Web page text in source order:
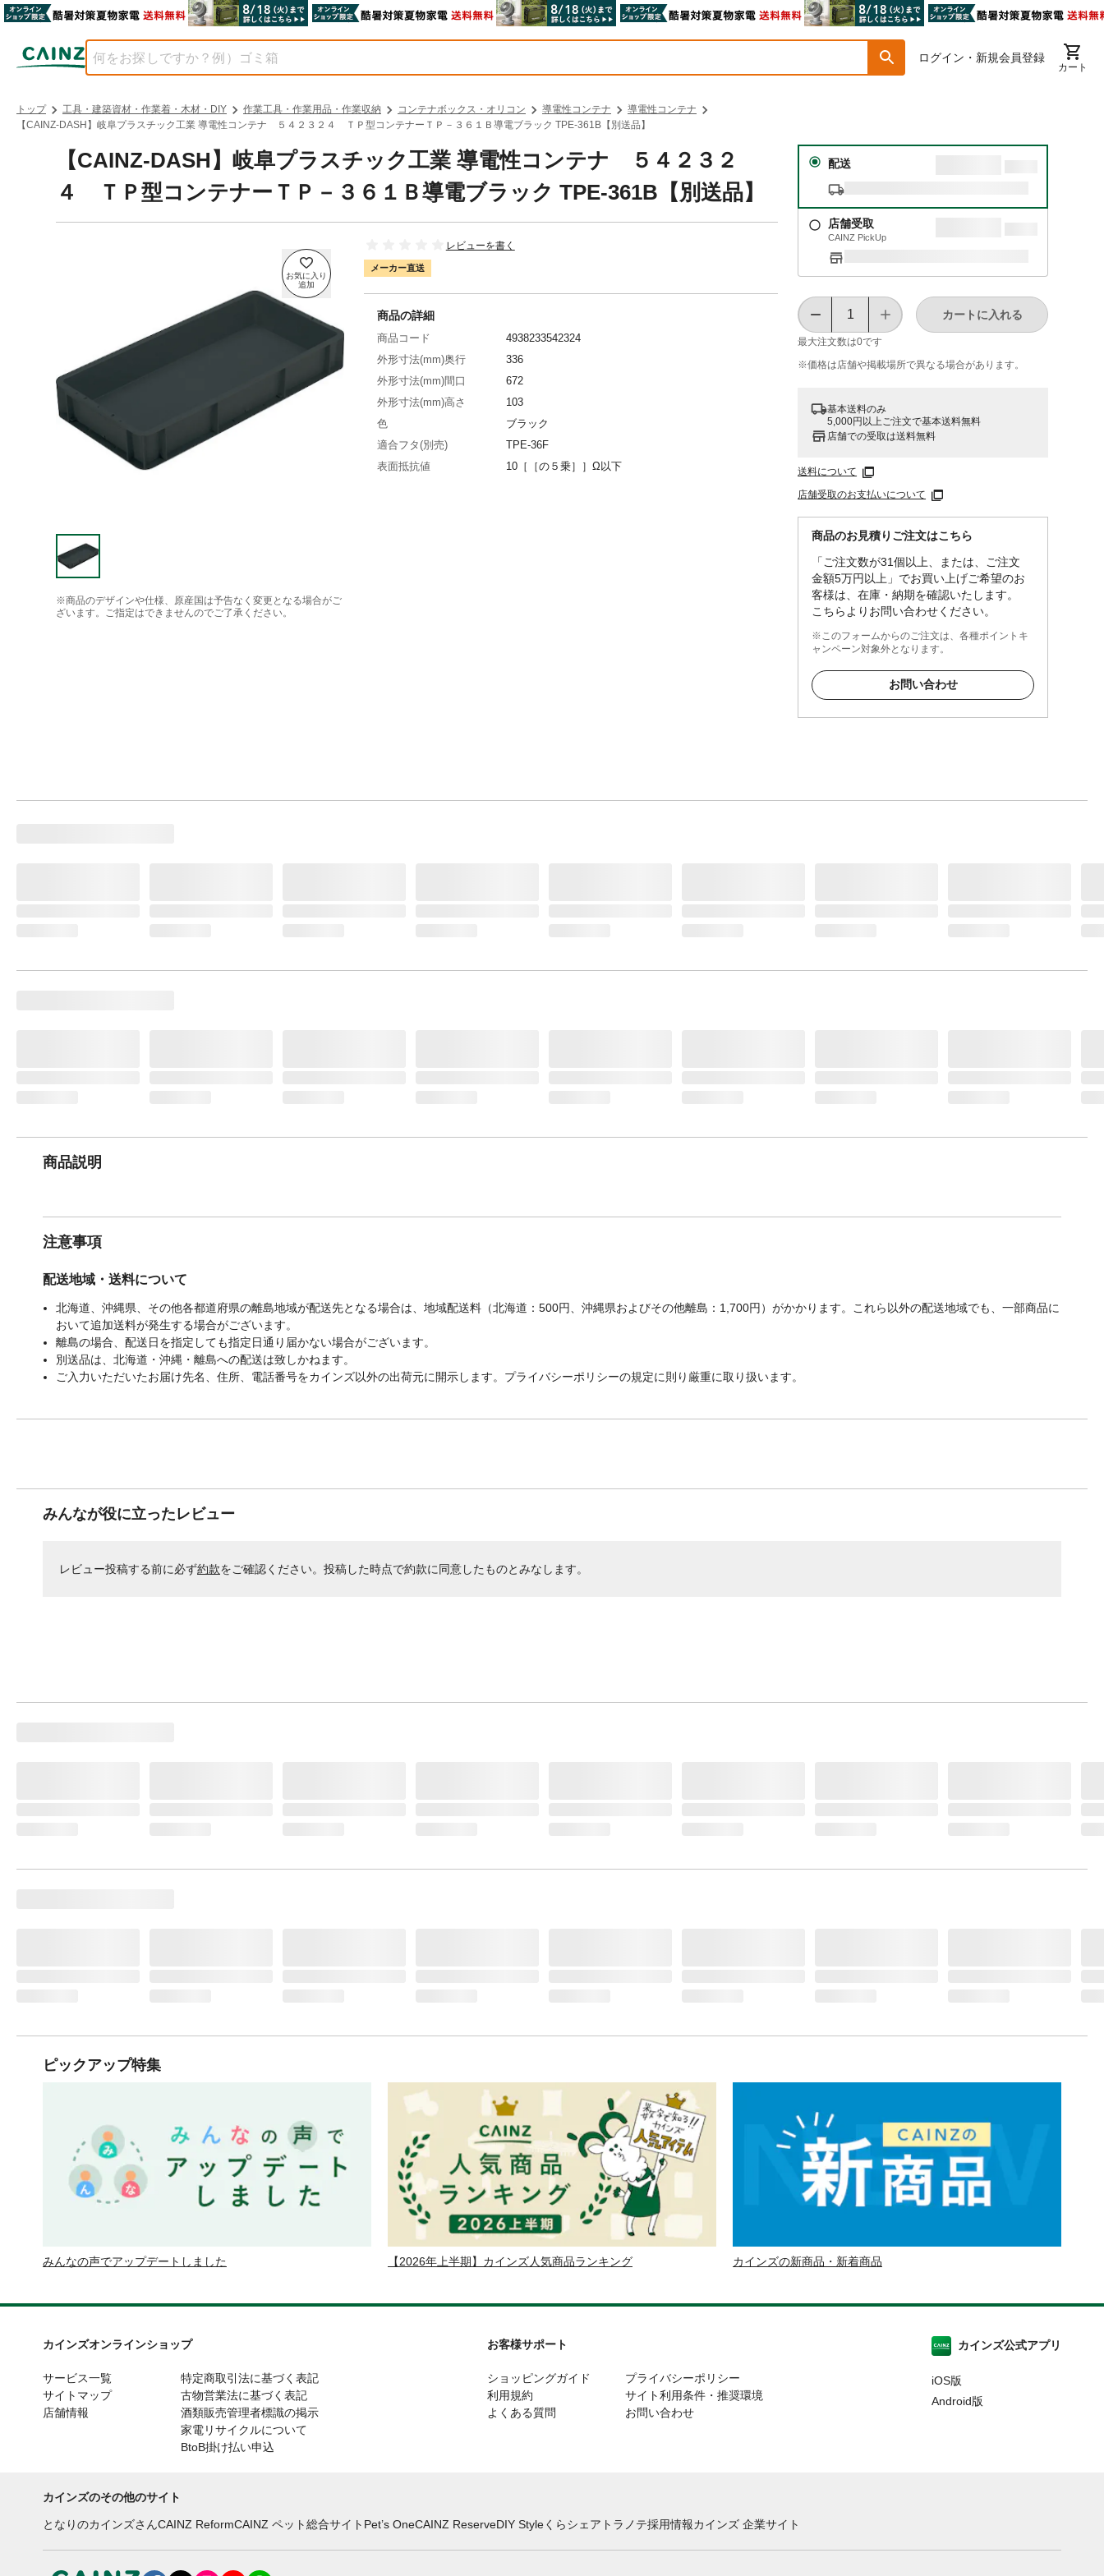
ログイン・新規会員登録
カート
トップ 工具・建築資材・作業着・木材・DIY 作業工具・作業用品・作業収納 コンテナボックス・オリコン 導電性コンテナ
導電性コンテナ
【CAINZ-DASH】岐阜プラスチック工業 導電性コンテナ ５４２３２４ ＴＰ型コンテナーＴＰ－３６１Ｂ導電ブラック TPE-361B【別送品】
【CAINZ-DASH】岐阜プラスチック工業 導電性コンテナ ５４２３２
４ ＴＰ型コンテナーＴＰ－３６１Ｂ導電ブラック TPE-361B【別送品】
※商品のデザインや仕様、原産国は予告なく変更となる場合がご
ざいます。ご指定はできませんのでご了承ください。
レビューを書く
メーカー直送
配送
店舗受取
CAINZ PickUp
最大注文数は0です
カートに入れる
※価格は​店舗や​掲載場所で​異なる​場合が​あります。
基本送料のみ
5,000円以上ご注文で基本送料無料
店舗での受取は送料無料
送料について
店舗受取のお支払いについて
商品のお見積りご注文はこちら
「ご注文数が31個以上、または、ご注文
金額5万円以上」でお買い上げご希望のお
客様は、在庫・納期を確認いたします。
こちらよりお問い合わせください。
※このフォームからのご注文は、各種ポイントキ
ャンペーン対象外となります。
お問い合わせ
商品の詳細
商品コード
4938233542324
外形寸法(mm)奥行
336
外形寸法(mm)間口
672
外形寸法(mm)高さ
103
色
ブラック
適合フタ(別売)
TPE-36F
表面抵抗値
10［［の５乗］］Ω以下
商品説明
注意事項
配送地域・送料について
北海道、沖縄県、その他各都道府県の離島地域が配送先となる場合は、地域配送料（北海道：500円、沖縄県およびその他離島：1,700円）がかかります。これら以外の配送地域でも、一部商品に
おいて追加送料が発生する場合がございます。
離島の場合、配送日を指定しても指定日通り届かない場合がございます。
別送品は、北海道・沖縄・離島への配送は致しかねます。
ご入力いただいたお届け先名、住所、電話番号をカインズ以外の出荷元に開示します。プライバシーポリシーの規定に則り厳重に取り扱います。
みんなが役に立ったレビュー
レビュー投稿する前に必ず約款をご確認ください。投稿した時点で約款に同意したものとみなします。
ピックアップ特集
みんなの声でアップデートしました 【2026年上半期】カインズ人気商品ランキング カインズの新商品・新着商品
カインズオンラインショップ
サービス一覧
サイトマップ
店舗情報
特定商取引法に基づく表記
古物営業法に基づく表記
酒類販売管理者標識の掲示
家電リサイクルについて
BtoB掛け払い申込
お客様サポート
ショッピングガイド
利用規約
よくある質問
プライバシーポリシー
サイト利用条件・推奨環境
お問い合わせ
カインズ公式アプリ
iOS版
Android版
カインズのその他のサイト
となりのカインズさんCAINZ ReformCAINZ ペット総合サイト Pet’s OneCAINZ ReserveDIY Styleくらシェア トラノテ採用情報カインズ 企業サイト